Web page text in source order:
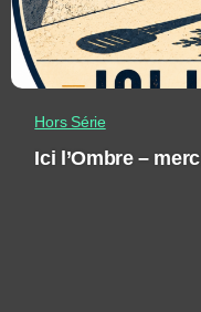
Hors Série
Ici l’Ombre –